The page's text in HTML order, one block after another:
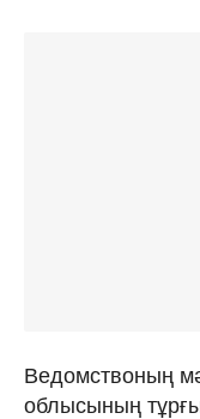
Ведомствоның
облысының